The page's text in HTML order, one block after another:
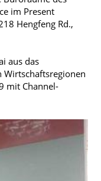
im Present
Hengfeng Rd.,
aus das
Wirtschaftsregionen
mit Channel-